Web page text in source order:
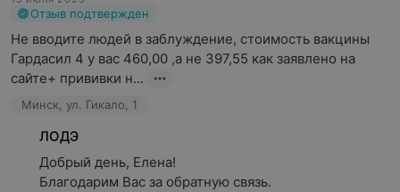
Отзыв подтвержден
Не вводите людей в заблуждение, стоимость вакцины
Гардасил 4 у вас 460,00 ,а не 397,55 как заявлено на
сайте+ прививки н...
Минск, ул. Гикало, 1
ЛОДЭ
Добрый день, Елена!
Благодарим Вас за обратную связь.